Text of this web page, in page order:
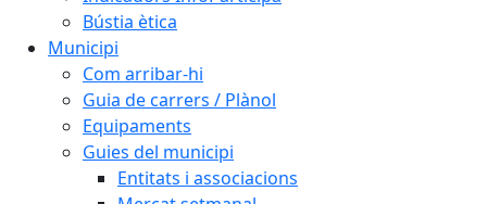
Bústia ètica
Municipi
Com arribar-hi
Guia de carrers / Plànol
Equipaments
Guies del municipi
Entitats i associacions